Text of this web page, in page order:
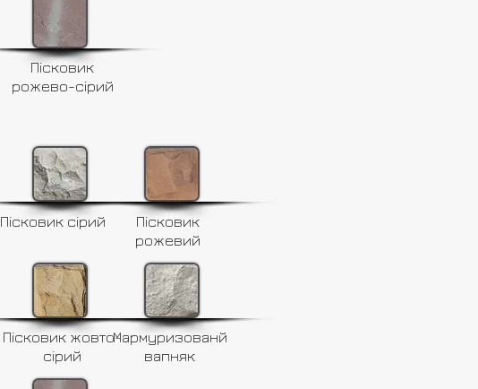
Пісковик
рожево-сірий
Пісковик сірий
Пісковик
рожевий
Пісковик жовто-
сірий
Мармуризованй
вапняк